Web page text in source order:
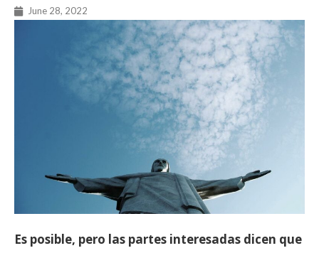
June 28, 2022
Es posible, pero las partes interesadas dicen que